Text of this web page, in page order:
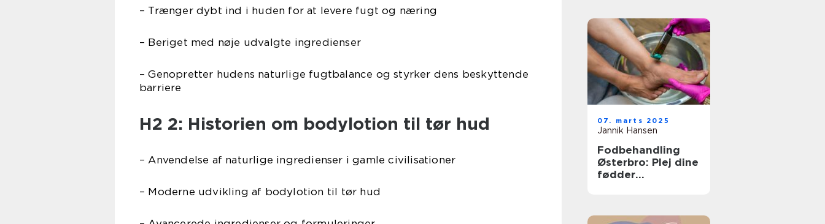
– Trænger dybt ind i huden for at levere fugt og næring
– Beriget med nøje udvalgte ingredienser
– Genopretter hudens naturlige fugtbalance og styrker dens beskyttende
barriere
H2 2: Historien om bodylotion til tør hud
– Anvendelse af naturlige ingredienser i gamle civilisationer
– Moderne udvikling af bodylotion til tør hud
07. marts 2025
Jannik Hansen
Fodbehandling
Østerbro: Plej dine
fødder